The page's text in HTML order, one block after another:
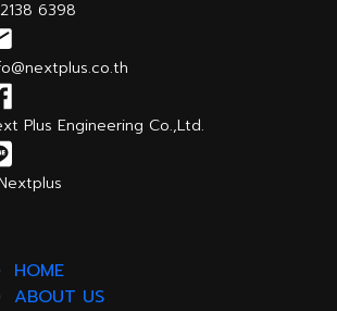
6398
Plus Engineering Co.,Ltd.
HOME
ABOUT US